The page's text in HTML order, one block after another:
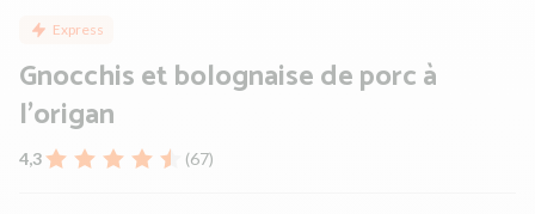
Express
Gnocchis et bolognaise de porc à
l'origan
4,3 (67)